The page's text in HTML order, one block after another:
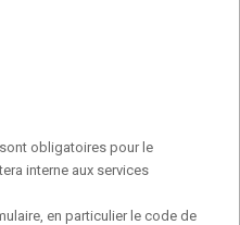
obligatoires pour le
interne aux services
en particulier le code de